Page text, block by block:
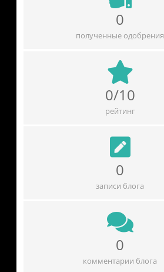
0
полученные одобрения
0/10
рейтинг
0
записи блога
0
комментарии блога